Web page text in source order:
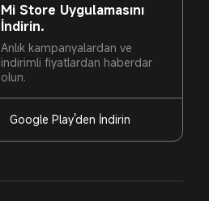
Mi Store Uygulamasını
İndirin.
Anlık kampanyalardan ve
indirimli fiyatlardan haberdar
olun.
Google Play'den İndirin